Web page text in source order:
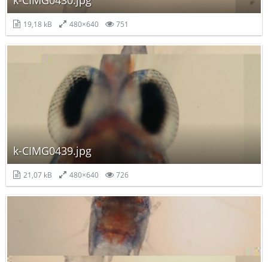
19,18 kB 480×640 751
k-CIMG0439.jpg
21,07 kB 480×640 726